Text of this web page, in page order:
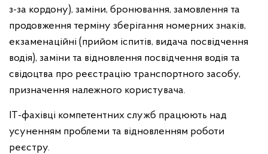
з-за кордону), заміни, бронювання, замовлення та
продовження терміну зберігання номерних знаків,
екзаменаційні (прийом іспитів, видача посвідчення
водія), заміни та відновлення посвідчення водія та
свідоцтва про реєстрацію транспортного засобу,
призначення належного користувача.
IT-фахівці компетентних служб працюють над
усуненням проблеми та відновленням роботи
реєстру.